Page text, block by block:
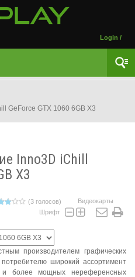
Login /
GeForce GTX 1060 6GB X3
Inno3D iChill
X3
(3 голосов)
Видеокарты
Шрифт
производителем графических
широкий ассортимент
и более мощных нереференсных